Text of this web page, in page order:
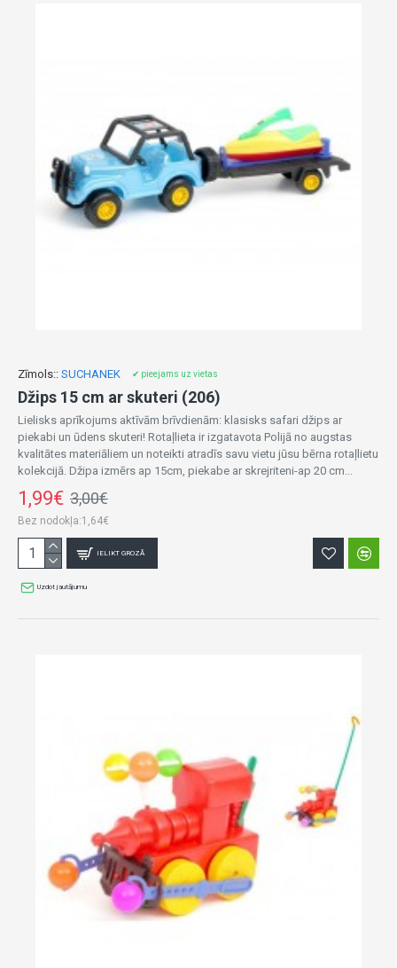
Zīmols:: SUCHANEK ✔ pieejams uz vietas
Džips 15 cm ar skuteri (206)
Lielisks aprīkojums aktīvām brīvdienām: klasisks safari džips ar
piekabi un ūdens skuteri! Rotaļlieta ir izgatavota Polijā no augstas
kvalitātes materiāliem un noteikti atradīs savu vietu jūsu bērna rotaļlietu
kolekcijā. Džipa izmērs ap 15cm, piekabe ar skrejriteni-ap 20 cm...
1,99€ 3,00€
Bez nodokļa:1,64€
IELIKT GROZĀ
Uzdot jautājumu